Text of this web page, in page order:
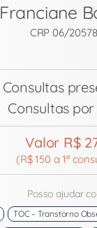
Franciane
CRP 06/
Consultas
Consultas
Valor R$
(R$ 150 a 1ª
Posso ajudar
TOC – Transtorno